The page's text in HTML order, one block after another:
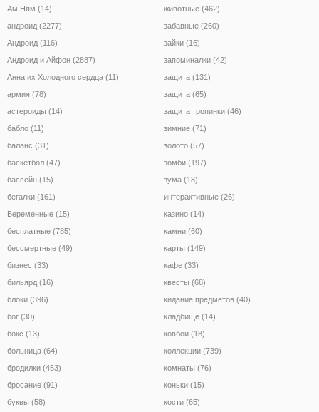
Ам Ням (14)
андроид (2277)
Андроид (116)
Андроид и Айфон (2887)
Анна их Холодного сердца (11)
армия (78)
астероиды (14)
бабло (11)
баланс (31)
баскетбол (47)
бассейн (15)
бегалки (161)
Беременные (15)
бесплатные (785)
бессмертные (49)
бизнес (33)
бильярд (16)
блоки (396)
бог (30)
бокс (13)
больница (64)
бродилки (453)
бросание (91)
буквы (58)
животные (462)
забавные (260)
зайки (16)
запоминалки (42)
защита (131)
защита (65)
защита тропинки (46)
зимние (71)
золото (57)
зомби (197)
зума (18)
интерактивные (26)
казино (14)
камни (60)
карты (149)
кафе (33)
квесты (68)
кидание предметов (40)
кладбище (14)
ковбои (18)
коллекции (739)
комнаты (76)
коньки (15)
кости (65)